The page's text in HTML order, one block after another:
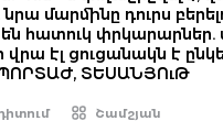
մարմինը դուրս
հատուկ փրկարարներ.
վրա էլ ցուցանակն է
ՏԵՍԱՆՅՈւԹ
Շամշյան